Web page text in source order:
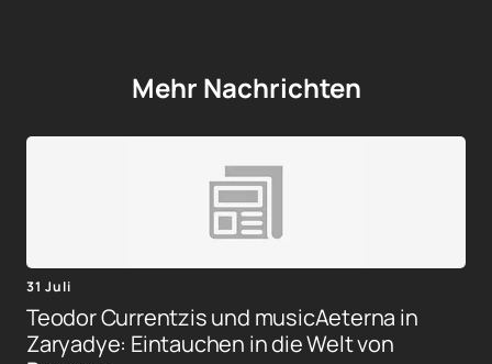
Mehr Nachrichten
31 Juli
Teodor Currentzis und musicAeterna in
Zaryadye: Eintauchen in die Welt von